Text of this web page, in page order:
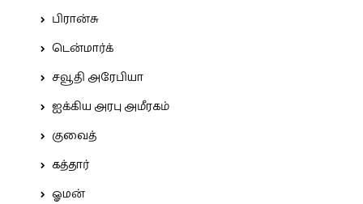
பிரான்சு
டென்மார்க்
சவூதி அரேபியா
ஐக்கிய அரபு அமீரகம்
குவைத்
கத்தார்
ஓமன்